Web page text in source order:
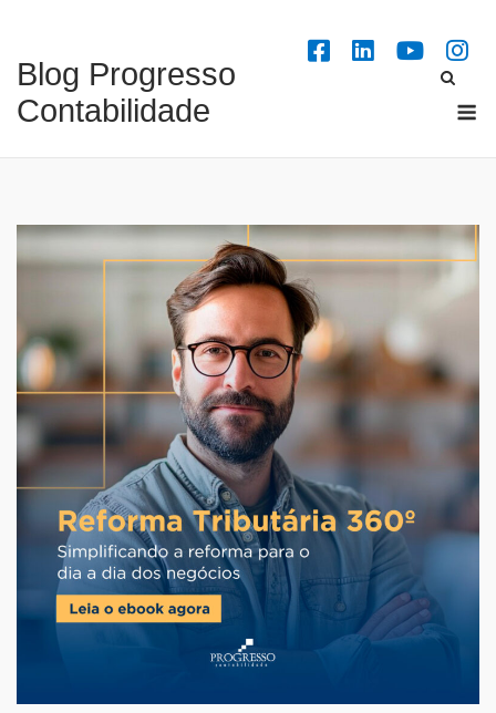
content
Blog Progresso
Contabilidade